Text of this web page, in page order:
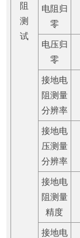
阻
测
试
电阻归
零
电压归
零
接地电
阻测量
分辨率
接地电
压测量
分辨率
接地电
阻测量
精度
接地电